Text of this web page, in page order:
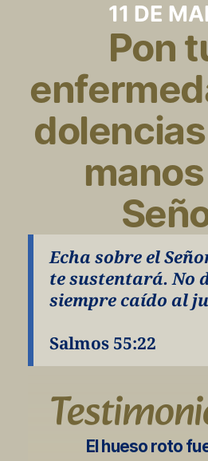
11 DE
Pon
Echa sobre el
te sustentará. No
siempre caído al
Salmos 55:22
El hueso roto